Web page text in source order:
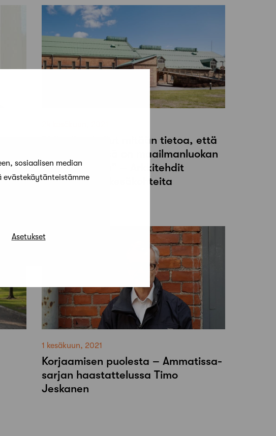
sosiaalisen median
evästekäytänteistämme
Asetukset
“Minulla ei ollut mitään tietoa, että
siellä metsässä on maailmanluokan
arkkitehtuuria” – Arkkitehdit
suosittelevat kesäkohteita
1 kesäkuun, 2021
Korjaamisen puolesta – Ammatissa-
sarjan haastattelussa Timo
Jeskanen